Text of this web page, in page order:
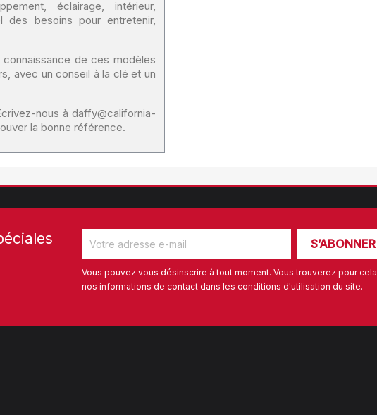
éclairage, intérieur,
des besoins pour entretenir,
connaissance de ces modèles
avec un conseil à la clé et un
nous à daffy@california-
la bonne référence.
Vous pouvez vous désinscrire à tout moment. Vous trouverez pour cela
nos informations de contact dans les conditions d'utilisation du site.